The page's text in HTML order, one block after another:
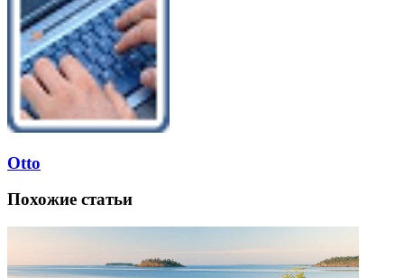
Otto
Похожие статьи